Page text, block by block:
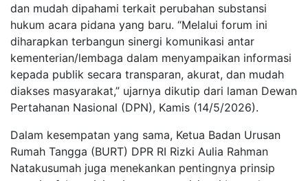
dan mudah dipahami terkait perubahan substansi
hukum acara pidana yang baru. “Melalui forum ini
diharapkan terbangun sinergi komunikasi antar
kementerian/lembaga dalam menyampaikan informasi
kepada publik secara transparan, akurat, dan mudah
diakses masyarakat,” ujarnya dikutip dari laman Dewan
Pertahanan Nasional (DPN), Kamis (14/5/2026).
Dalam kesempatan yang sama, Ketua Badan Urusan
Rumah Tangga (BURT) DPR RI Rizki Aulia Rahman
Natakusumah juga menekankan pentingnya prinsip